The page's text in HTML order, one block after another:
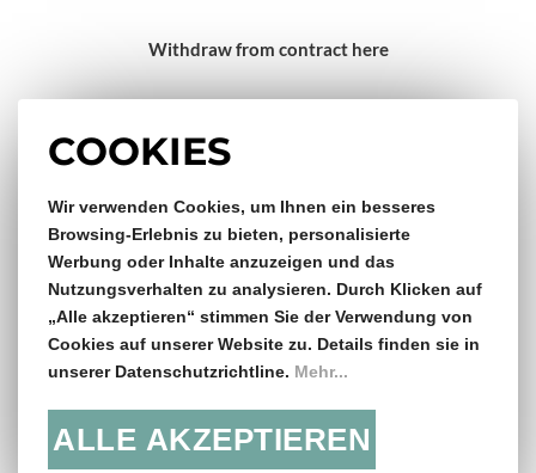
COOKIES
Wir verwenden Cookies, um Ihnen ein besseres
Browsing-Erlebnis zu bieten, personalisierte
Werbung oder Inhalte anzuzeigen und das
Nutzungsverhalten zu analysieren. Durch Klicken auf
„Alle akzeptieren“ stimmen Sie der Verwendung von
Cookies auf unserer Website zu. Details finden sie in
unserer Datenschutzrichtline. Mehr...
ALLE AKZEPTIEREN
Withdraw from contract here
Gratis Versand & Rückversand
ab €150,- Bestellwert
14 Tage Rückgaberecht